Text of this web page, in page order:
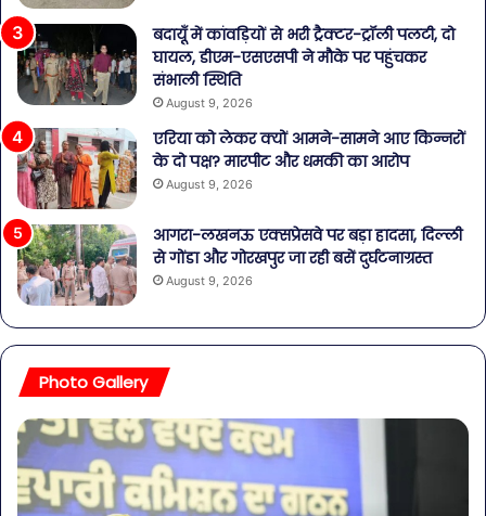
बदायूँ में कांवड़ियों से भरी ट्रैक्टर-ट्रॉली पलटी, दो
घायल, डीएम-एसएसपी ने मौके पर पहुंचकर
संभाली स्थिति
August 9, 2026
एरिया को लेकर क्यों आमने-सामने आए किन्नरों
के दो पक्ष? मारपीट और धमकी का आरोप
August 9, 2026
आगरा-लखनऊ एक्सप्रेसवे पर बड़ा हादसा, दिल्ली
से गोंडा और गोरखपुर जा रही बसें दुर्घटनाग्रस्त
August 9, 2026
Photo Gallery
व्यापारियों
को
राहत
की
पेट